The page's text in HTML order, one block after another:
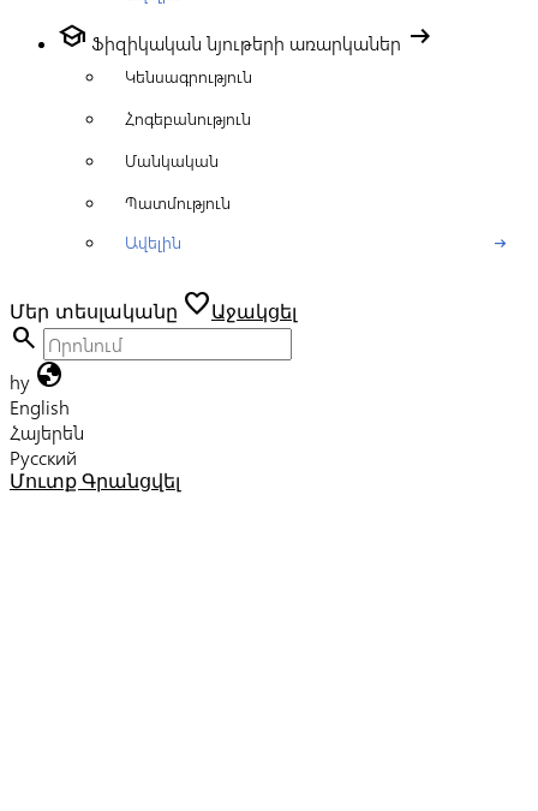
school Ֆիզիկական նյութերի առարկաներ arrow_right_alt
Կենսագրություն
Հոգեբանություն
Մանկական
Պատմություն
Ավելին
arrow_right_alt
Մեր տեսլականը favoriteԱջակցել
search
hy globe
English
Հայերեն
Русский
Մուտք Գրանցվել